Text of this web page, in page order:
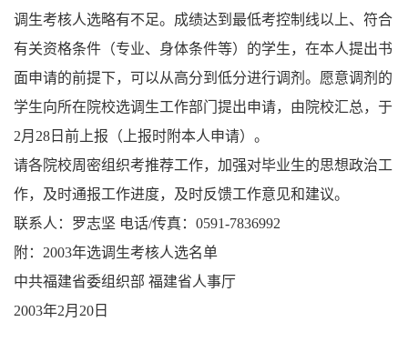
调生考核人选略有不足。成绩达到最低考控制线以上、符合
有关资格条件（专业、身体条件等）的学生，在本人提出书
面申请的前提下，可以从高分到低分进行调剂。愿意调剂的
学生向所在院校选调生工作部门提出申请，由院校汇总，于
2月28日前上报（上报时附本人申请）。
请各院校周密组织考推荐工作，加强对毕业生的思想政治工
作，及时通报工作进度，及时反馈工作意见和建议。
联系人：罗志坚 电话/传真：0591-7836992
附：2003年选调生考核人选名单
中共福建省委组织部 福建省人事厅
2003年2月20日